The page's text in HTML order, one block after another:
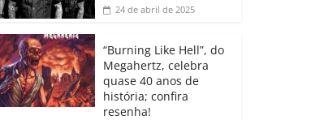
o
m
24 de abril de 2025
“Burning Like Hell”, do
Megahertz, celebra
quase 40 anos de
história; confira
resenha!